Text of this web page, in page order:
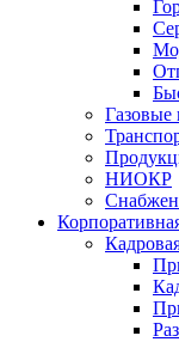
Газовые
НИОКР